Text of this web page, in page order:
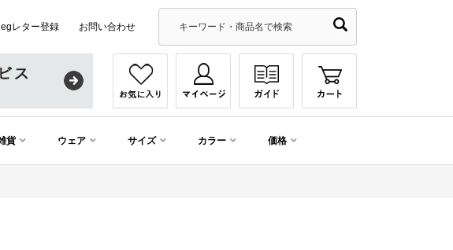
レター登録 お問い合わせ
貨 ウェア サイズ カラー 価格